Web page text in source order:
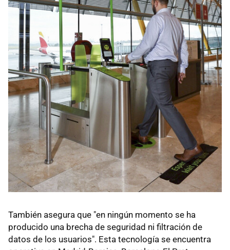
También asegura que "en ningún momento se ha
producido una brecha de seguridad ni filtración de
datos de los usuarios". Esta tecnología se encuentra